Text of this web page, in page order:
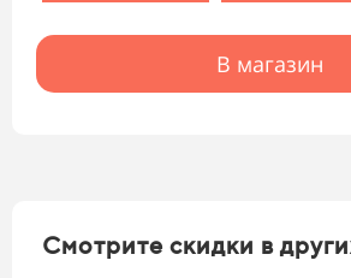
В магазин
Смотрите скидки в